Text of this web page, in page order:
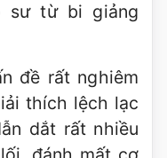
sư từ bi giảng
đề rất nghiêm
thích lệch lạc
dắt rất nhiều